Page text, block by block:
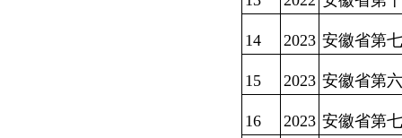
14 2023 安徽省第
15 2023 安徽省第
16 2023 安徽省第